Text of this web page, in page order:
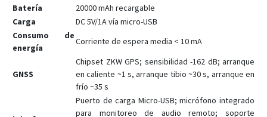
Batería
20000 mAh recargable
Carga
DC 5V/1A vía micro-USB
Consumo de
energía
Corriente de espera media < 10 mA
GNSS
Chipset ZKW GPS; sensibilidad -162 dB; arranque
en caliente ~1 s, arranque tibio ~30 s, arranque en
frío ~35 s
Puerto de carga Micro-USB; micrófono integrado
para monitoreo de audio remoto; soporte